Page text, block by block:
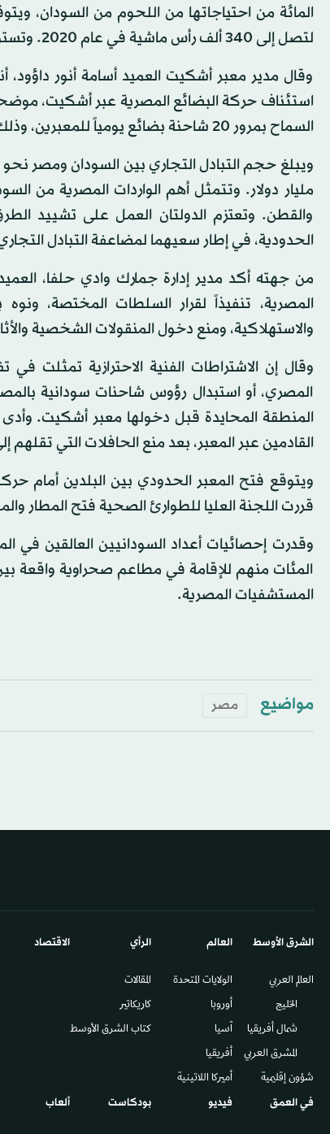
لتصل إلى 340 ألف رأس ماشية في عام 2020. وتستورد مصر 60- 70 في المائة من احتياجاتها من اللحوم.
وقال مدير معبر أشكيت العميد أسامة أنور داؤود،
استئناف حركة البضائع المصرية عبر أشكيت،
السماح بمرور 20 شاحنة بضائع يومياً للمعبرين، وذلك اعتباراً من الخميس المقبل.
مليار دولار. وتتمثل أهم الواردات المصرية من
والقطن. وتعتزم الدولتان العمل على تشييد
الحدودية، في إطار سعيهما لمضاعفة التبادل التجاري بينهما إلى
من جهته أكد مدير إدارة جمارك وادي حلفا،
المصرية، تنفيذاً لقرار السلطات المختصة،
والاستهلاكية، ومنع دخول المنقولات الشخصية
وقال إن الاشتراطات الفنية الاحترازية تمثلت
المصري، أو استبدال رؤوس شاحنات سودانية
المنطقة المحايدة قبل دخولها معبر أشكيت.
القادمين عبر المعبر، بعد منع الحافلات التي تقلهم
ويتوقع فتح المعبر الحدودي بين البلدين أمام
قررت اللجنة العليا للطوارئ الصحية فتح المطار
المئات منهم للإقامة في مطاعم صحراوية واقعة
المستشفيات المصرية.
مواضيع مصر
الشرق الأوسط​
العالم العربي
الخليج
شمال أفريقيا
المشرق العربي
شؤون إقليمية
العالم
الولايات المتحدة
أوروبا
آسيا
أفريقيا
أميركا اللاتينية
الرأي
المقالات
كاريكاتير
كتاب الشرق الأوسط
الاقتصاد
في العمق فيديو بودكاست ألعاب